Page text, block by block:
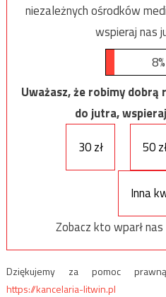
niezależnych ośrodków
wspieraj nas
8%
Uważasz, że robimy
do jutra,
30 zł
50
Inna
Zobacz kto wparł
Dziękujemy za pomoc
https://kancelaria-litwin.pl